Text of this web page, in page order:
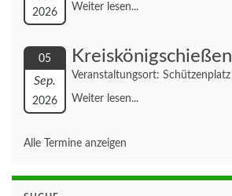
2026 Weiter lesen...
05
Sep.
2026
Kreiskönigschießen
Veranstaltungsort: Schützenplatz
Weiter lesen...
Alle Termine anzeigen